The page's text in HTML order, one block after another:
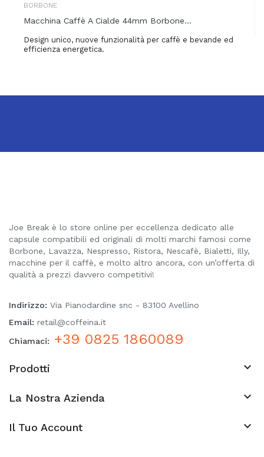
BORBONE
Macchina Caffè A Cialde 44mm Borbone...
Design unico, nuove funzionalità per caffè e bevande ed
efficienza energetica.
Joe Break è lo store online per eccellenza dedicato alle
capsule compatibili ed originali di molti marchi famosi come
Borbone, Lavazza, Nespresso, Ristora, Nescafè, Bialetti, Illy,
macchine per il caffè, e molto altro ancora, con un’offerta di
qualità a prezzi davvero competitivi!
Indirizzo: Via Pianodardine snc - 83100 Avellino
Email: retail@coffeina.it
Chiamaci:
+39 0825 1860089
Prodotti 
La Nostra Azienda 
Il Tuo Account keyboard_arrow_down